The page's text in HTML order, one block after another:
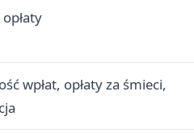
wpłat, opłaty za śmieci,